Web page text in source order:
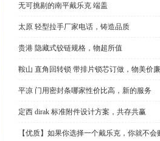
无可挑剔的南平戴乐克 端盖
太原 轻型拉手厂家电话，铸造品质
贵港 隐藏式铰链规格，物超所值
鞍山 直角回转锁 带排片锁芯订做，物美价廉
平凉 门用密封条哪家性价比高，新的服务
定西 dirak 标准附件设计方案，共存共赢
【优质】如果你选择一个戴乐克，你就不